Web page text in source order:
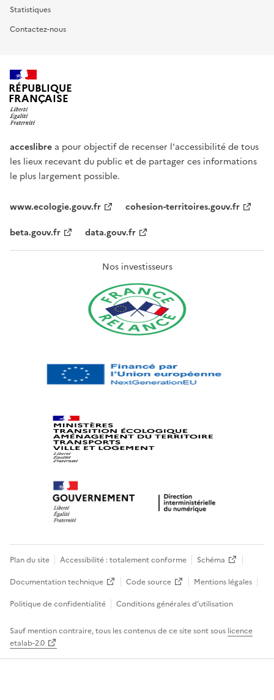
Statistiques
Contactez-nous
RÉPUBLIQUE
FRANÇAISE
acceslibre a pour objectif de recenser l'accessibilité de tous
les lieux recevant du public et de partager ces informations
le plus largement possible.
www.ecologie.gouv.fr
cohesion-territoires.gouv.fr
beta.gouv.fr
data.gouv.fr
Nos investisseurs
Plan du site Accessibilité : totalement conforme
Schéma
Documentation technique
Code source
Mentions légales
Politique de confidentialité
Conditions générales d’utilisation
Sauf mention contraire, tous les contenus de ce site sont sous licence
etalab-2.0